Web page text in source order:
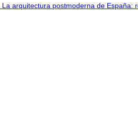
La arquitectura postmoderna de España: